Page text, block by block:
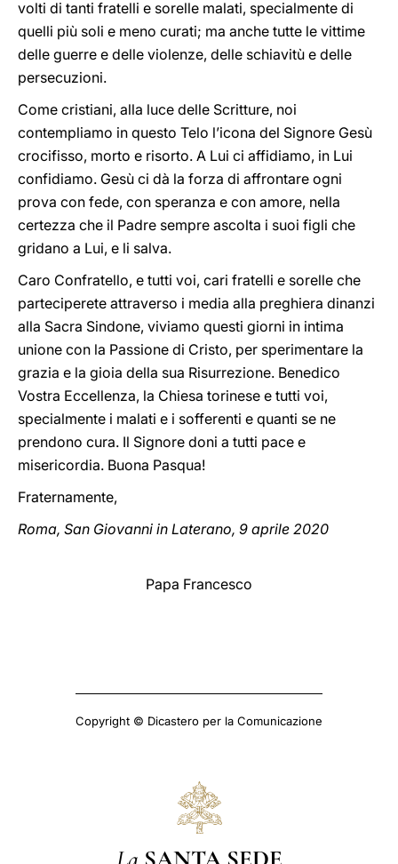
volti di tanti fratelli e sorelle malati, specialmente di
quelli più soli e meno curati; ma anche tutte le vittime
delle guerre e delle violenze, delle schiavitù e delle
persecuzioni.
Come cristiani, alla luce delle Scritture, noi
contempliamo in questo Telo l’icona del Signore Gesù
crocifisso, morto e risorto. A Lui ci affidiamo, in Lui
confidiamo. Gesù ci dà la forza di affrontare ogni
prova con fede, con speranza e con amore, nella
certezza che il Padre sempre ascolta i suoi figli che
gridano a Lui, e li salva.
Caro Confratello, e tutti voi, cari fratelli e sorelle che
parteciperete attraverso i media alla preghiera dinanzi
alla Sacra Sindone, viviamo questi giorni in intima
unione con la Passione di Cristo, per sperimentare la
grazia e la gioia della sua Risurrezione. Benedico
Vostra Eccellenza, la Chiesa torinese e tutti voi,
specialmente i malati e i sofferenti e quanti se ne
prendono cura. Il Signore doni a tutti pace e
misericordia. Buona Pasqua!
Fraternamente,
Roma, San Giovanni in Laterano, 9 aprile 2020
Papa Francesco
Copyright © Dicastero per la Comunicazione
La